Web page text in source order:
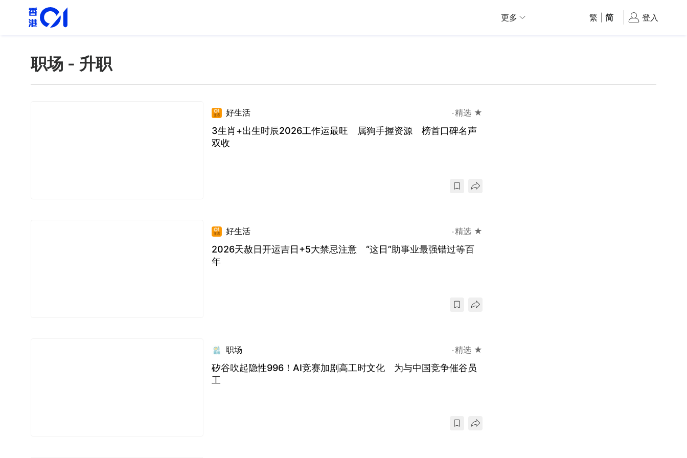
更多 繁 简 登入
职场 - 升职
好生活 精选 ★
3生肖+出生时辰2026工作运最旺 属狗手握资源 榜首口碑名声
双收
好生活 精选 ★
2026天赦日开运吉日+5大禁忌注意 “这日”助事业最强错过等百
年
职场 精选 ★
矽谷吹起隐性996！AI竞赛加剧高工时文化 为与中国竞争催谷员
工